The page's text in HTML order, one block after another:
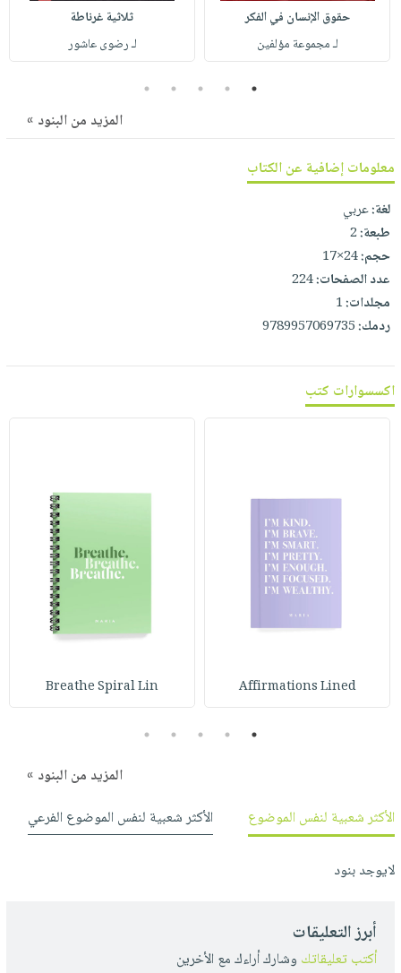
صابون
أطفال
مناسبات
فيديوهات
أسئلة
يتكرر
نيل
وفرات
كتابك
تواصل
معنا
التسوق
حقوق الإنسان في الفكر
لـ مجموعة مؤلفين
ثلاثية غرناطة
لـ رضوى عاشور
1
2
3
4
5
المزيد من البنود »
معلومات إضافية عن الكتاب
لغة:عربي
طبعة:2
حجم:24×17
عدد الصفحات:224
مجلدات:1
ردمك:9789957069735
اكسسوارات كتب
Affirmations Lined
Breathe Spiral Lin
1
2
3
4
5
المزيد من البنود »
الأكثر شعبية لنفس الموضوع
الأكثر شعبية لنفس الموضوع الفرعي
لايوجد بنود
أبرز التعليقات
أكتب تعليقاتك وشارك أراءك مع الأخرين